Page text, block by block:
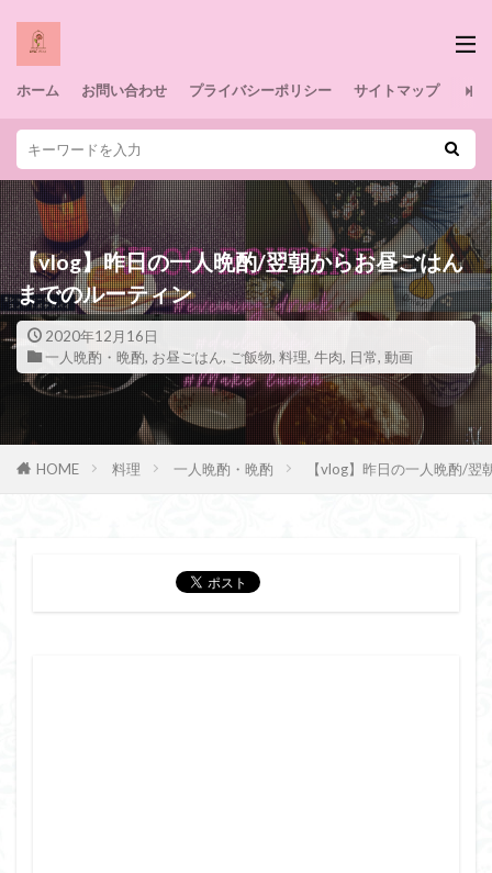
ホーム お問い合わせ プライバシーポリシー サイトマップ
【vlog】昨日の一人晩酌/翌朝からお昼ごはん
までのルーティン
2020年12月16日
一人晩酌・晩酌, お昼ごはん, ご飯物, 料理, 牛肉, 日常, 動画
HOME 料理 一人晩酌・晩酌 【vlog】昨日の一人晩酌/